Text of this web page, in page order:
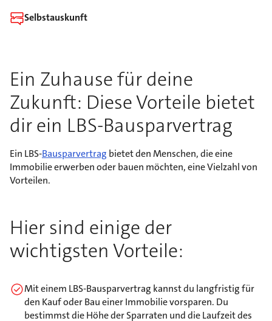
Selbstauskunft
Ein Zuhause für deine
Zukunft: Diese Vorteile bietet
dir ein LBS-Bausparvertrag
Ein LBS-Bausparvertrag bietet den Menschen, die eine
Immobilie erwerben oder bauen möchten, eine Vielzahl von
Vorteilen.
Hier sind einige der
wichtigsten Vorteile:
Mit einem LBS-Bausparvertrag kannst du langfristig für
den Kauf oder Bau einer Immobilie vorsparen. Du
bestimmst die Höhe der Sparraten und die Laufzeit des